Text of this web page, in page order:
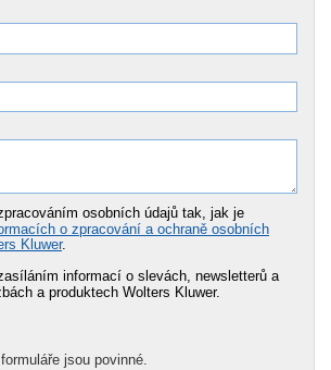
osobních údajů tak, jak je
o zpracování a ochraně osobních
Kluwer.
informací o slevách, newsletterů a
a produktech Wolters Kluwer.
jsou povinné.